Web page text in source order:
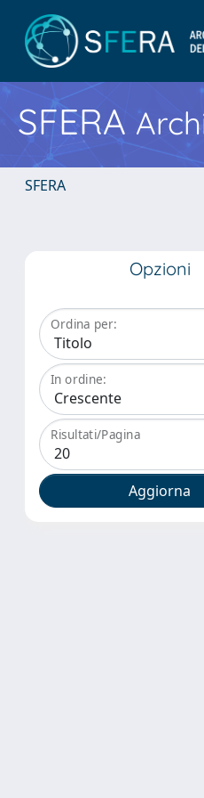
SFERA
SFERA
Opzioni
Ordina per:
In ordine:
Risultati/Pagina